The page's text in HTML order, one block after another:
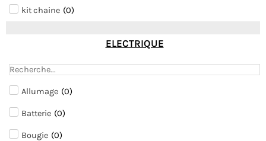
kit chaine (0)
ELECTRIQUE
Allumage (0)
Batterie (0)
Bougie (0)